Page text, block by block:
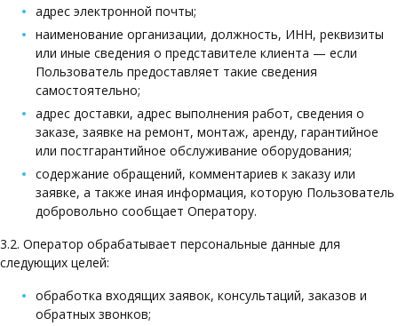
адрес электронной почты;
наименование организации, должность, ИНН, реквизиты
или иные сведения о представителе клиента — если
Пользователь предоставляет такие сведения
самостоятельно;
адрес доставки, адрес выполнения работ, сведения о
заказе, заявке на ремонт, монтаж, аренду, гарантийное
или постгарантийное обслуживание оборудования;
содержание обращений, комментариев к заказу или
заявке, а также иная информация, которую Пользователь
добровольно сообщает Оператору.
3.2. Оператор обрабатывает персональные данные для
следующих целей:
обработка входящих заявок, консультаций, заказов и
обратных звонков;